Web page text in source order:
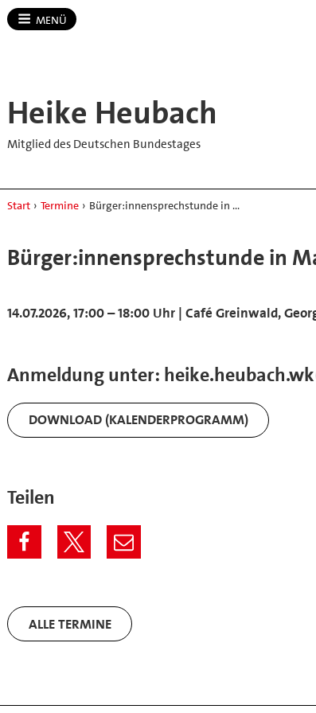
MENÜ
Heike Heubach
Mitglied des Deutschen Bundestages
Start › Termine › Bürger:innensprechstunde in …
Bürger:innensprechstunde in
14.07.2026, 17:00 – 18:00 Uhr | Café Greinwald,
Anmeldung unter:
DOWNLOAD (KALENDERPROGRAMM)
Teilen
ALLE TERMINE